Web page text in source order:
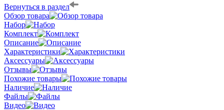
Вернуться в раздел
Обзор товара
Набор
Комплект
Описание
Характеристики
Аксессуары
Отзывы
Похожие товары
Наличие
Файлы
Видео